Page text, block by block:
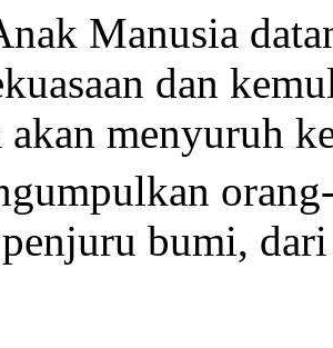
Manusia
dan
menyuruh
bumi,